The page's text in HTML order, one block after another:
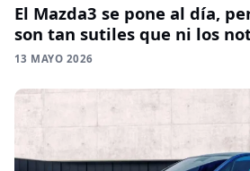
El Mazda3 se pone al día,
son tan sutiles que ni los
13 MAYO 2026